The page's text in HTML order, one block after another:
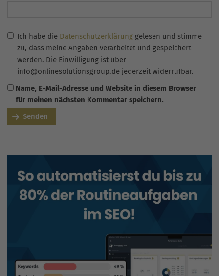
Ich habe die Datenschutzerklärung gelesen und stimme
zu, dass meine Angaben verarbeitet und gespeichert
werden. Die Einwilligung ist über
info@onlinesolutionsgroup.de jederzeit widerrufbar.
Name, E-Mail-Adresse und Website in diesem Browser
für meinen nächsten Kommentar speichern.
Senden